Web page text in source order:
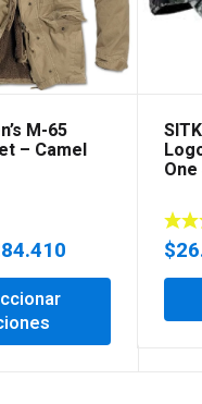
M-65
– Camel
$